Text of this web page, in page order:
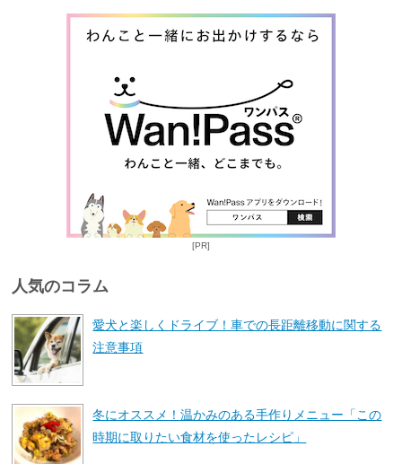
[PR]
人気のコラム
愛犬と楽しくドライブ！車での長距離移動に関する
注意事項
冬にオススメ！温かみのある手作りメニュー「この
時期に取りたい食材を使ったレシピ」